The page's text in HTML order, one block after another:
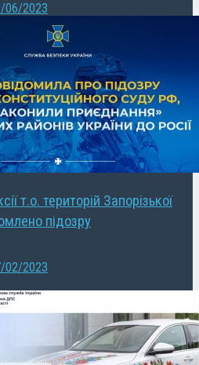
06/2023
т.о. територій Запорізької
підозру
02/2023